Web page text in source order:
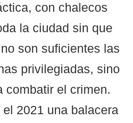
con chalecos
la ciudad sin que
son suficientes las
privilegiadas, sino
combatir el crimen.
2021 una balacera